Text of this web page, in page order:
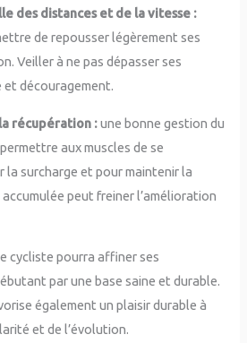
des distances et de la vitesse :
de repousser légèrement ses
Veiller à ne pas dépasser ses
et découragement.
récupération :une bonne gestion du
aux muscles de se
la surcharge et pour maintenir la
peut freiner l’amélioration
cycliste pourra affiner ses
par une base saine et durable.
également un plaisir durable à
et de l’évolution.